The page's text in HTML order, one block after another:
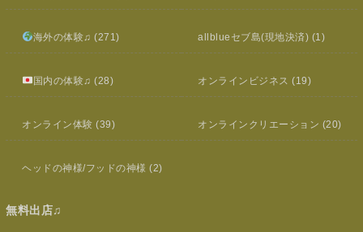
海外の体験♫ (271) allblueセブ島(現地決済) (1)
国内の体験♫ (28) オンラインビジネス (19)
オンライン体験 (39) オンラインクリエーション (20)
ヘッドの神様/フッドの神様 (2)
無料出店♫